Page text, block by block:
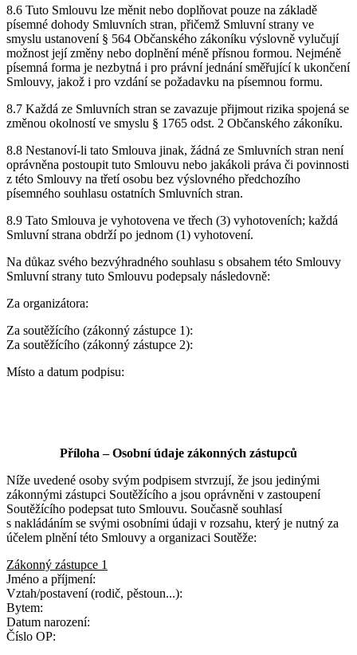
8.6 Tuto Smlouvu lze měnit nebo doplňovat pouze na základě
písemné dohody Smluvních stran, přičemž Smluvní strany ve
smyslu ustanovení § 564 Občanského zákoníku výslovně vylučují
možnost její změny nebo doplnění méně přísnou formou. Nejméně
písemná forma je nezbytná i pro právní jednání směřující k ukončení
Smlouvy, jakož i pro vzdání se požadavku na písemnou formu.
8.7 Každá ze Smluvních stran se zavazuje přijmout rizika spojená se
změnou okolností ve smyslu § 1765 odst. 2 Občanského zákoníku.
8.8 Nestanoví-li tato Smlouva jinak, žádná ze Smluvních stran není
oprávněna postoupit tuto Smlouvu nebo jakákoli práva či povinnosti
z této Smlouvy na třetí osobu bez výslovného předchozího
písemného souhlasu ostatních Smluvních stran.
8.9 Tato Smlouva je vyhotovena ve třech (3) vyhotoveních; každá
Smluvní strana obdrží po jednom (1) vyhotovení.
Na důkaz svého bezvýhradného souhlasu s obsahem této Smlouvy
Smluvní strany tuto Smlouvu podepsaly následovně:
Za organizátora:
Za soutěžícího (zákonný zástupce 1):
Za soutěžícího (zákonný zástupce 2):
Místo a datum podpisu:
Příloha – Osobní údaje zákonných zástupců
Níže uvedené osoby svým podpisem stvrzují, že jsou jedinými
zákonnými zástupci Soutěžícího a jsou oprávněni v zastoupení
Soutěžícího podepsat tuto Smlouvu. Současně souhlasí
s nakládáním se svými osobními údaji v rozsahu, který je nutný za
účelem plnění této Smlouvy a organizaci Soutěže:
Zákonný zástupce 1
Jméno a příjmení:
Vztah/postavení (rodič, pěstoun...):
Bytem:
Datum narození:
Číslo OP: